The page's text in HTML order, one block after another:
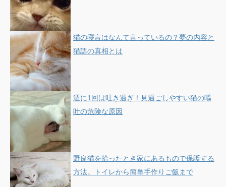
猫の寝言はなんて言っているの？夢の内容と
猫語の真相とは
週に1回は吐き過ぎ！見過ごしやすい猫の嘔
吐の危険な原因
野良猫を拾ったとき家にあるもので保護する
方法。トイレから簡単手作りご飯まで